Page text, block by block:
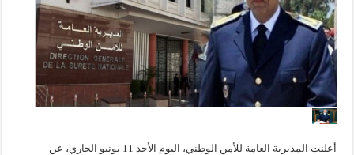
أعلنت المديرية العامة للأمن الوطني، اليوم الأحد 11 يونيو الجاري، عن